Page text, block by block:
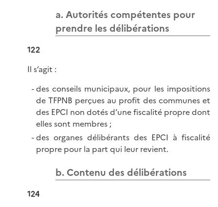
a. Autorités compétentes pour
prendre les délibérations
122
Il s’agit :
des conseils municipaux, pour les impositions
de TFPNB perçues au profit des communes et
des EPCI non dotés d’une fiscalité propre dont
elles sont membres ;
des organes délibérants des EPCI à fiscalité
propre pour la part qui leur revient.
b. Contenu des délibérations
124